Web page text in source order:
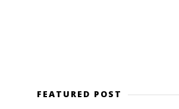
FEATURED POST